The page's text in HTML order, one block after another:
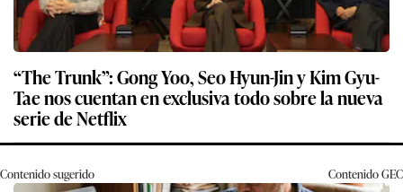
“The Trunk”: Gong Yoo, Seo Hyun-Jin y Kim Gyu-
Tae nos cuentan en exclusiva todo sobre la nueva
serie de Netflix
Contenido sugerido ContenidoGEC